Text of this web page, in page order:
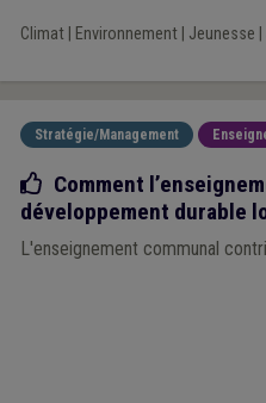
Climat| Environnement| Jeunesse
Stratégie/Management
Bonne pratique
Comment
développement durable
L'enseignement communal